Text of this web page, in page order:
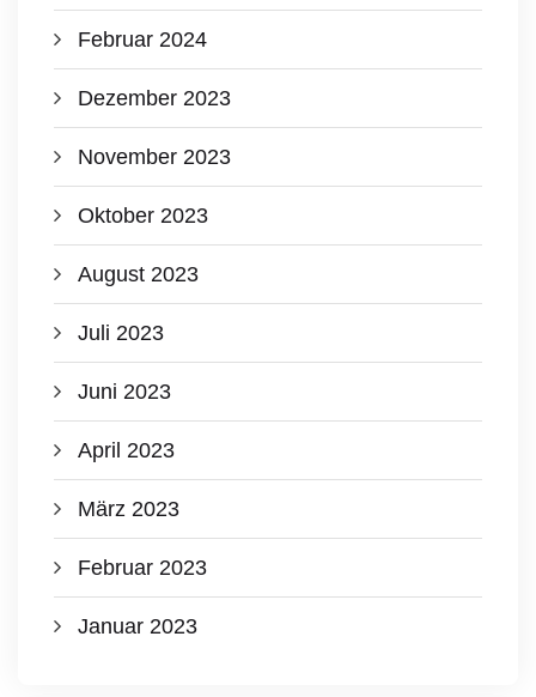
Februar 2024
Dezember 2023
November 2023
Oktober 2023
August 2023
Juli 2023
Juni 2023
April 2023
März 2023
Februar 2023
Januar 2023